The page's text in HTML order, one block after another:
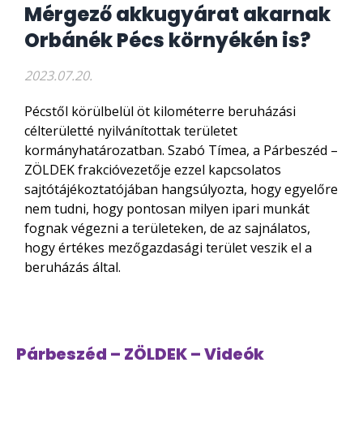
Mérgező akkugyárat akarnak
Orbánék Pécs környékén is?
2023.07.20.
Pécstől körülbelül öt kilométerre beruházási
célterületté nyilvánítottak területet
kormányhatározatban. Szabó Tímea, a Párbeszéd –
ZÖLDEK frakcióvezetője ezzel kapcsolatos
sajtótájékoztatójában hangsúlyozta, hogy egyelőre
nem tudni, hogy pontosan milyen ipari munkát
fognak végezni a területeken, de az sajnálatos,
hogy értékes mezőgazdasági terület veszik el a
beruházás által.
Párbeszéd – ZÖLDEK – Videók